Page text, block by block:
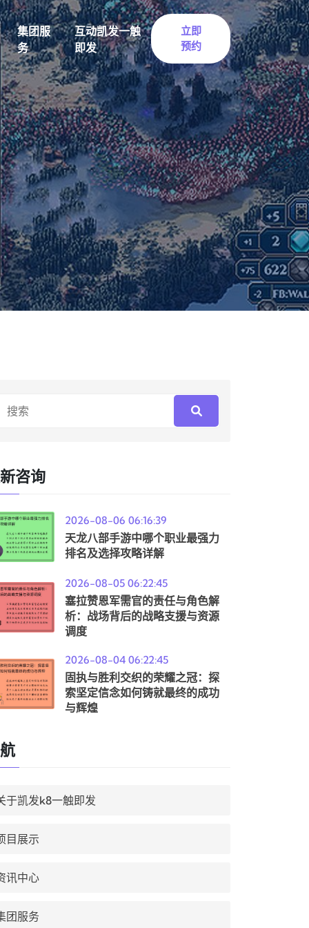
集团服
务
互动凯发一触
即发
立即
预约
咨询
2026-08-06 06:16:39
天龙八部手游中哪个职业最强力
排名及选择攻略详解
2026-08-05 06:22:45
塞拉赞恩军需官的责任与角色解
析：战场背后的战略支援与资源
调度
2026-08-04 06:22:45
固执与胜利交织的荣耀之冠：探
索坚定信念如何铸就最终的成功
与辉煌
于凯发k8一触即发
目展示
讯中心
团服务